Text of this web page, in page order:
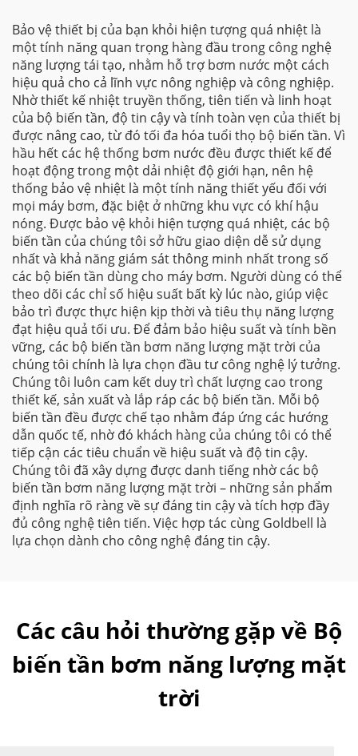
Bảo vệ thiết bị của bạn khỏi hiện tượng quá nhiệt là
một tính năng quan trọng hàng đầu trong công nghệ
năng lượng tái tạo, nhằm hỗ trợ bơm nước một cách
hiệu quả cho cả lĩnh vực nông nghiệp và công nghiệp.
Nhờ thiết kế nhiệt truyền thống, tiên tiến và linh hoạt
của bộ biến tần, độ tin cậy và tính toàn vẹn của thiết bị
được nâng cao, từ đó tối đa hóa tuổi thọ bộ biến tần. Vì
hầu hết các hệ thống bơm nước đều được thiết kế để
hoạt động trong một dải nhiệt độ giới hạn, nên hệ
thống bảo vệ nhiệt là một tính năng thiết yếu đối với
mọi máy bơm, đặc biệt ở những khu vực có khí hậu
nóng. Được bảo vệ khỏi hiện tượng quá nhiệt, các bộ
biến tần của chúng tôi sở hữu giao diện dễ sử dụng
nhất và khả năng giám sát thông minh nhất trong số
các bộ biến tần dùng cho máy bơm. Người dùng có thể
theo dõi các chỉ số hiệu suất bất kỳ lúc nào, giúp việc
bảo trì được thực hiện kịp thời và tiêu thụ năng lượng
đạt hiệu quả tối ưu. Để đảm bảo hiệu suất và tính bền
vững, các bộ biến tần bơm năng lượng mặt trời của
chúng tôi chính là lựa chọn đầu tư công nghệ lý tưởng.
Chúng tôi luôn cam kết duy trì chất lượng cao trong
thiết kế, sản xuất và lắp ráp các bộ biến tần. Mỗi bộ
biến tần đều được chế tạo nhằm đáp ứng các hướng
dẫn quốc tế, nhờ đó khách hàng của chúng tôi có thể
tiếp cận các tiêu chuẩn về hiệu suất và độ tin cậy.
Chúng tôi đã xây dựng được danh tiếng nhờ các bộ
biến tần bơm năng lượng mặt trời – những sản phẩm
định nghĩa rõ ràng về sự đáng tin cậy và tích hợp đầy
đủ công nghệ tiên tiến. Việc hợp tác cùng Goldbell là
lựa chọn dành cho công nghệ đáng tin cậy.
Các câu hỏi thường gặp về Bộ
biến tần bơm năng lượng mặt
trời